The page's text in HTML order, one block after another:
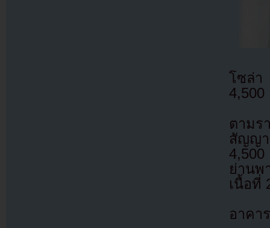
โซล่
ตามร
สัญญา
ย่าน
เนื้อที่
อาคา